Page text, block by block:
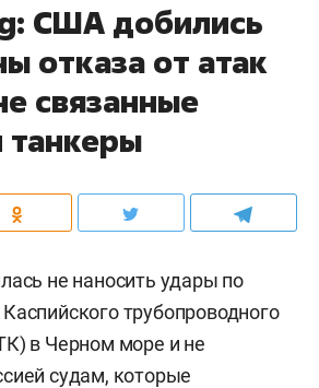
США добились
отказа от атак
связанные
танкеры
не наносить удары по
трубопроводного
в Черном море и не
судам, которые